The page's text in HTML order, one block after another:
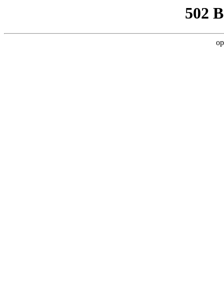
502